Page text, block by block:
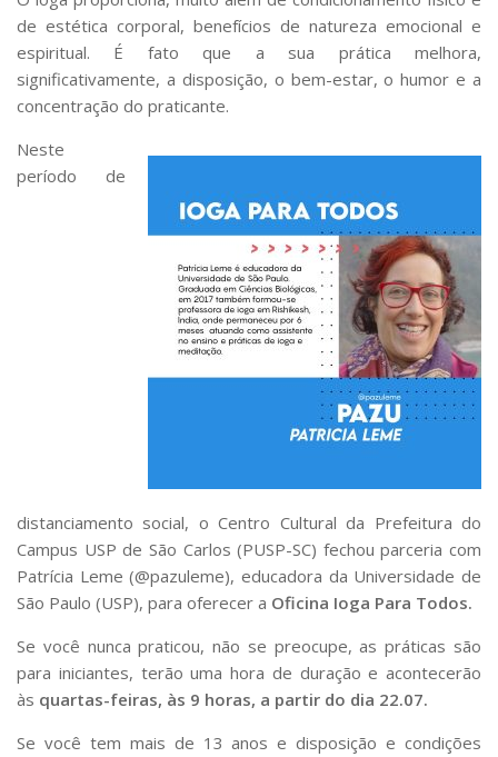
Terceira Idade
Pequeno Cidadão
Campus Universitário
Notícias e Eventos
Informações para ingressantes
de estética corporal, benefícios de natureza emocional e
espiritual. É fato que a sua prática melhora,
significativamente, a disposição, o bem-estar, o humor e a
concentração do praticante.
Neste
período de
distanciamento social, o Centro Cultural da Prefeitura do
Campus USP de São Carlos (PUSP-SC) fechou parceria com
Patrícia Leme (@pazuleme), educadora da Universidade de
São Paulo (USP), para oferecer a Oficina Ioga Para Todos.
Se você nunca praticou, não se preocupe, as práticas são
para iniciantes, terão uma hora de duração e acontecerão
às quartas-feiras, às 9 horas, a partir do dia 22.07.
Se você tem mais de 13 anos e disposição e condições